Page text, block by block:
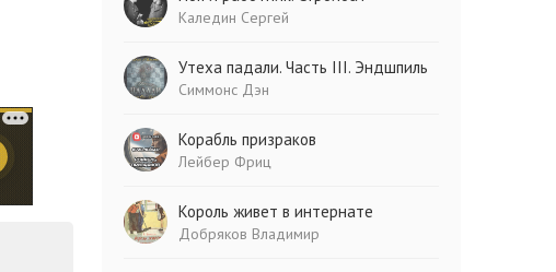
Каледин Сергей
Утеха падали. Часть III. Эндшпиль
Симмонс Дэн
Корабль призраков
Лейбер Фриц
Король живет в интернате
Добряков Владимир